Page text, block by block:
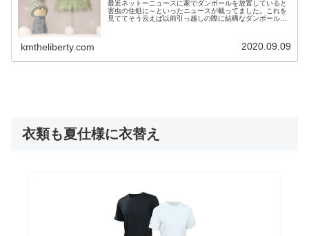
最近ネットーニュースに家でダンボールを放置していると
害虫の住処に～といったニュースが載ってました。これを
見ててそう云えば以前引っ越しの際に結構なダンボールを
kmtheliberty.com 2020.09.09
衣類も夏仕様に衣替え